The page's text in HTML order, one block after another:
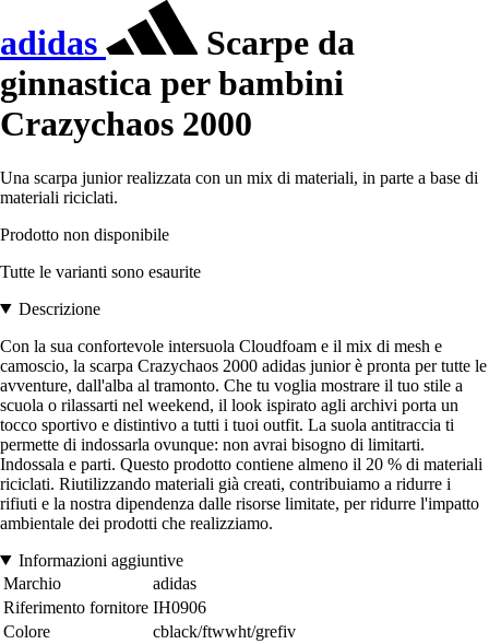
adidas
Scarpe da
ginnastica per bambini
Crazychaos 2000
Una scarpa junior realizzata con un mix di materiali, in parte a base di
materiali riciclati.
Prodotto non disponibile
Tutte le varianti sono esaurite
Descrizione
Con la sua confortevole intersuola Cloudfoam e il mix di mesh e
camoscio, la scarpa Crazychaos 2000 adidas junior è pronta per tutte le
avventure, dall'alba al tramonto. Che tu voglia mostrare il tuo stile a
scuola o rilassarti nel weekend, il look ispirato agli archivi porta un
tocco sportivo e distintivo a tutti i tuoi outfit. La suola antitraccia ti
permette di indossarla ovunque: non avrai bisogno di limitarti.
Indossala e parti. Questo prodotto contiene almeno il 20 % di materiali
riciclati. Riutilizzando materiali già creati, contribuiamo a ridurre i
rifiuti e la nostra dipendenza dalle risorse limitate, per ridurre l'impatto
ambientale dei prodotti che realizziamo.
Informazioni aggiuntive
Marchio
adidas
Riferimento fornitore IH0906
Colore
cblack/ftwwht/grefiv